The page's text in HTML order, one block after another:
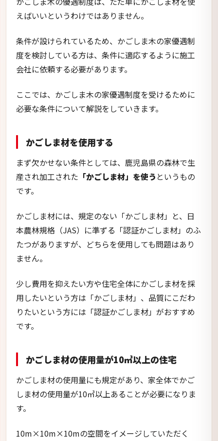
えばいいというわけではありません。
条件が設けられているため、かごしま木の家優遇制
度を検討している方は、条件に適応するように施工
会社に依頼する必要があります。
ここでは、かごしま木の家優遇制度を受けるために
必要な条件について解説をしていきます。
かごしま材を使用する
まず欠かせない条件としては、鹿児島県の森林で生
産され加工された 「かごしま材」を使う というもの
です。
かごしま材には、規定のない「かごしま材」と、日
本農林規格（JAS）に準ずる「認証かごしま材」のふ
たつがありますが、どちらを使用しても問題はあり
ません。
少し費用を抑えたい方や住宅全体にかごしま材を採
用したいという方は「かごしま材」、品質にこだわ
りたいという方には「認証かごしま材」がおすすめ
です。
かごしま材の使用量が10㎥以上の住宅
かごしま材の使用量にも規定があり、家全体でかご
しま材の使用量が10㎥以上あることが必要になりま
す。
10m×10m×10mの空間をイメージしていただく